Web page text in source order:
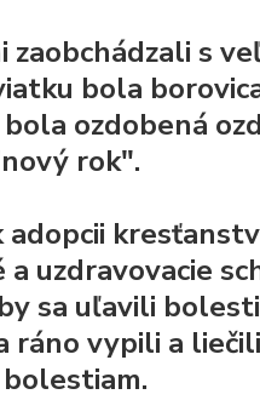
s
bola
ozdobená
rok".
adopcii
uzdravovacie
sa uľavili
vypili a